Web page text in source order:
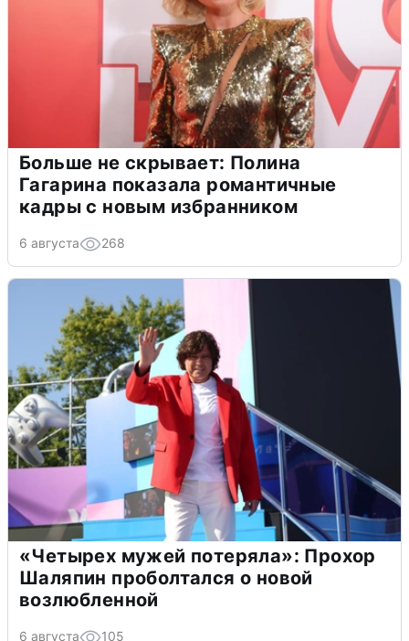
Больше не скрывает: Полина
Гагарина показала романтичные
кадры с новым избранником
6 августа 268
«Четырех мужей потеряла»: Прохор
Шаляпин проболтался о новой
возлюбленной
6 августа 105